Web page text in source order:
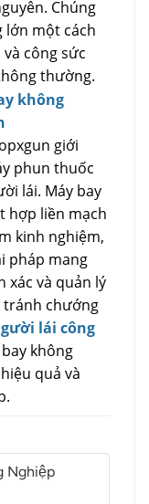
Chúng
lớn một cách
công sức
thường.
không
giới
phun thuốc
lái. Máy bay
hợp liền mạch
kinh nghiệm,
pháp mang
xác và quản lý
tránh chướng
lái công
không
quả và
Nghiệp